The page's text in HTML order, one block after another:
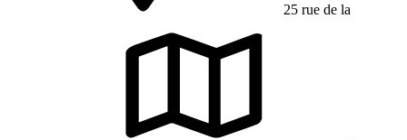
25 rue de la